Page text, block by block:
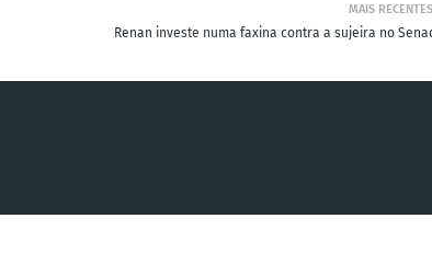
MAIS RECENTES
Renan investe numa faxina contra a sujeira no